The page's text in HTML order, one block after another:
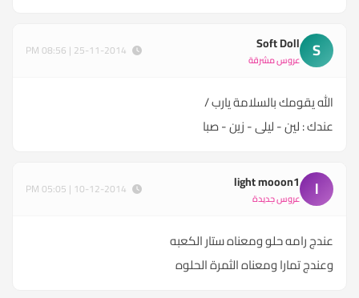
S
Soft Doll
عروس مشرقة
الله يقومك بالسلامة يارب /
عندك : لين - ليلى - زين - صبا
l
light mooon1
عروس جديدة
عندج رامه حلو ومعناه ستار الكعبه
وعندج تمارا ومعناه الثمرة الحلوه